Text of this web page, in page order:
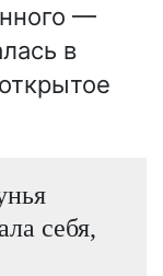
—
в
себя,